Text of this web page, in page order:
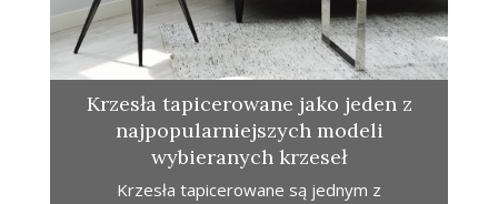
Krzesła tapicerowane jako jeden z
najpopularniejszych modeli
wybieranych krzeseł
Krzesła tapicerowane są jednym z